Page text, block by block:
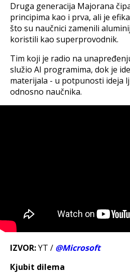
Druga generacija Majorana
principima kao i prva, ali je
što su naučnici zamenili
koristili kao superprovodnik.
Tim koji je radio na
služio AI programima, dok je
materijala - u potpunosti ideja
odnosno naučnika.
IZVOR:YT / @Microsoft
Кjubit dilema